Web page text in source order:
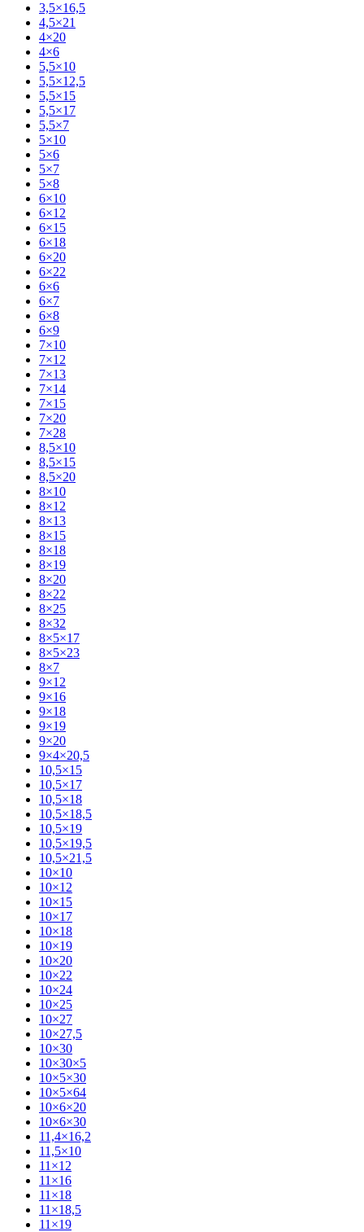
3,5×16,5
4,5×21
4×20
4×6
5,5×10
5,5×12,5
5,5×15
5,5×17
5,5×7
5×10
5×6
5×7
5×8
6×10
6×12
6×15
6×18
6×20
6×22
6×6
6×7
6×8
6×9
7×10
7×12
7×13
7×14
7×15
7×20
7×28
8,5×10
8,5×15
8,5×20
8×10
8×12
8×13
8×15
8×18
8×19
8×20
8×22
8×25
8×32
8×5×17
8×5×23
8×7
9×12
9×16
9×18
9×19
9×20
9×4×20,5
10,5×15
10,5×17
10,5×18
10,5×18,5
10,5×19
10,5×19,5
10,5×21,5
10×10
10×12
10×15
10×17
10×18
10×19
10×20
10×22
10×24
10×25
10×27
10×27,5
10×30
10×30×5
10×5×30
10×5×64
10×6×20
10×6×30
11,4×16,2
11,5×10
11×12
11×16
11×18
11×18,5
11×19